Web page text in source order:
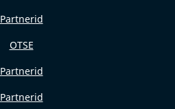
Partnerid
OTSE
Partnerid
Partnerid